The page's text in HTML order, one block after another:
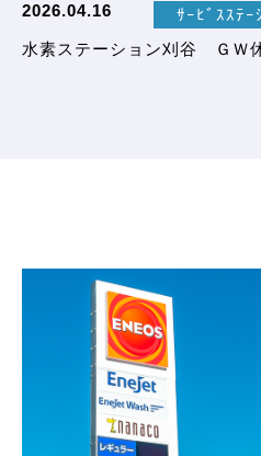
2026.04.16
ｻｰﾋﾞｽｽﾃｰ
水素ステーション刈谷 ＧＷ